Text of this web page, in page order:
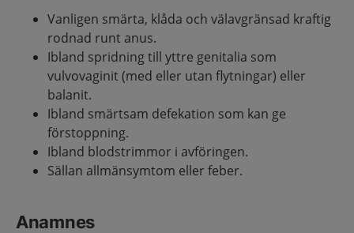
Vanligen smärta, klåda och välavgränsad kraftig
rodnad runt anus.
Ibland spridning till yttre genitalia som
vulvovaginit (med eller utan flytningar) eller
balanit.
Ibland smärtsam defekation som kan ge
förstoppning.
Ibland blodstrimmor i avföringen.
Sällan allmänsymtom eller feber.
Anamnes